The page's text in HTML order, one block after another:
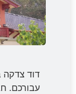
דוד צדקה
עבורכם.